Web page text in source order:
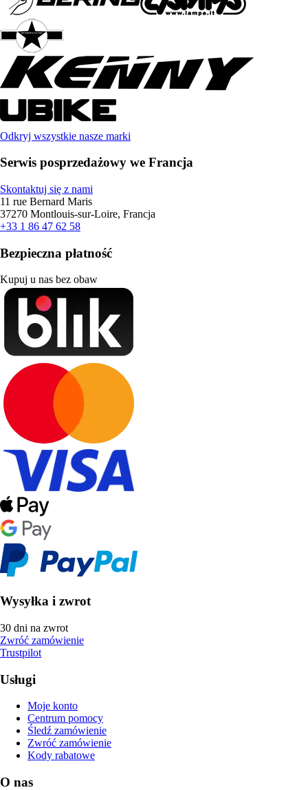
Odkryj wszystkie nasze marki
Serwis posprzedażowy we Francja
Skontaktuj się z nami
11 rue Bernard Maris
37270 Montlouis-sur-Loire, Francja
+33 1 86 47 62 58
Bezpieczna płatność
Kupuj u nas bez obaw
Wysyłka i zwrot
30 dni na zwrot
Zwróć zamówienie
Trustpilot
Usługi
Moje konto
Centrum pomocy
Śledź zamówienie
Zwróć zamówienie
Kody rabatowe
O nas